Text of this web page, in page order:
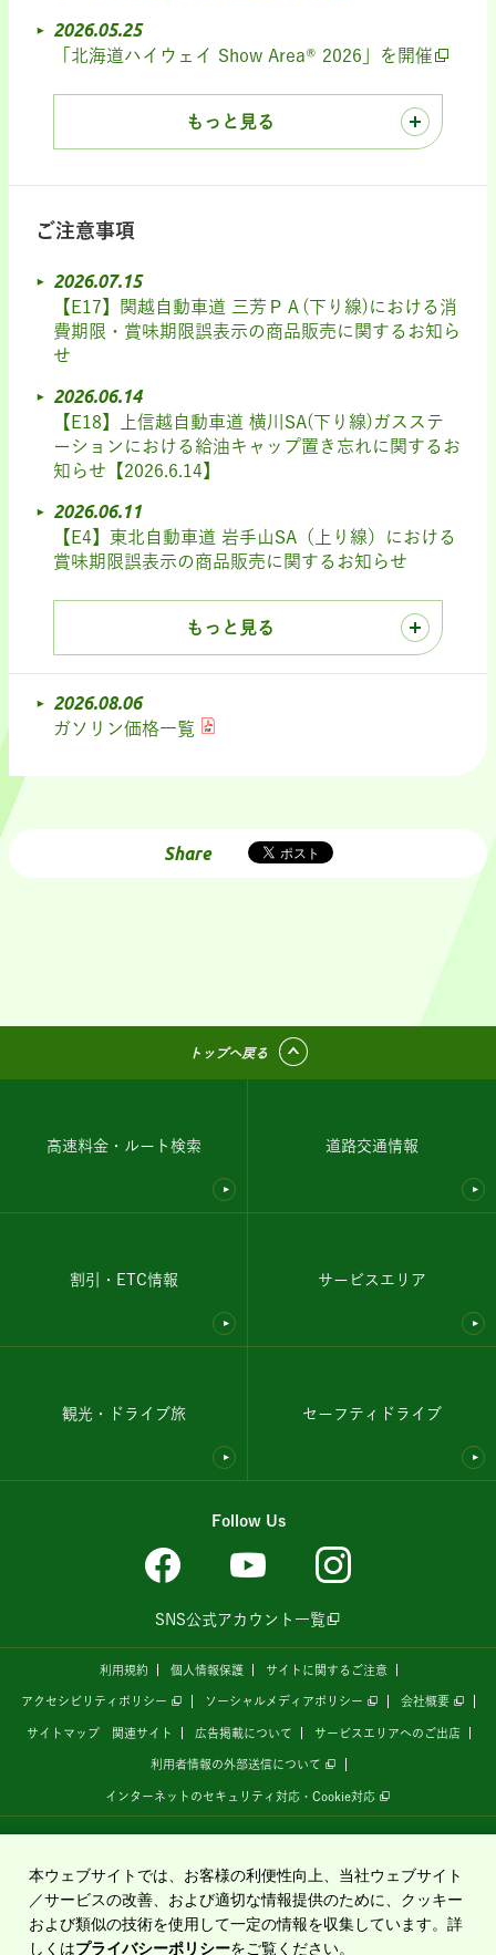
2026.05.25
「北海道ハイウェイ Show Area® 2026」を開催
もっと見る
ご注意事項
2026.07.15
【E17】関越自動車道 三芳ＰＡ(下り線)における消
費期限・賞味期限誤表示の商品販売に関するお知ら
せ
2026.06.14
【E18】上信越自動車道 横川SA(下り線)ガスステ
ーションにおける給油キャップ置き忘れに関するお
知らせ【2026.6.14】
2026.06.11
【E4】東北自動車道 岩手山SA（上り線）における
賞味期限誤表示の商品販売に関するお知らせ
もっと見る
2026.08.06
ガソリン価格一覧
Share
トップへ戻る
高速料金・ルート検索 道路交通情報
割引・ETC情報 サービスエリア
観光・ドライブ旅 セーフティドライブ
Follow Us
SNS公式アカウント一覧
利用規約 個人情報保護 サイトに関するご注意
アクセシビリティポリシー ソーシャルメディアポリシー 会社概要
サイトマップ 関連サイト 広告掲載について サービスエリアへのご出店
利用者情報の外部送信について
インターネットのセキュリティ対応・Cookie対応
運営しています。
Copyright©2020 East Nippon Expressway Company Limited
All Rights Reserved.
本ウェブサイトでは、お客様の利便性向上、当社ウェブサイト
／サービスの改善、および適切な情報提供のために、クッキー
および類似の技術を使用して一定の情報を収集しています。詳
しくはプライバシーポリシーをご覧ください。